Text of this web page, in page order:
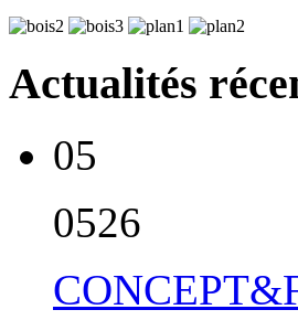
Actualités
05
0526